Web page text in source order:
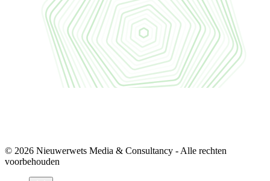
© 2026 Nieuwerwets Media & Consultancy - Alle rechten
voorbehouden